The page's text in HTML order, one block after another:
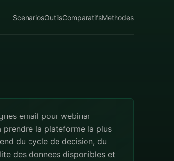
ScenariosOutilsComparatifsMethodes
email pour webinar
prendre la plateforme la plus
du cycle de decision, du
des donnees disponibles et